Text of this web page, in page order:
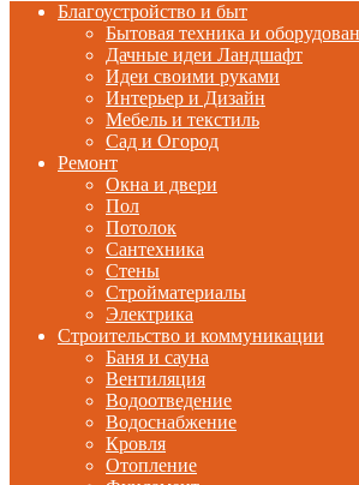
Благоустройство и быт
Бытовая техника и
Дачные идеи Ландшафт
Идеи своими руками
Интерьер и Дизайн
Мебель и текстиль
Сад и Огород
Ремонт
Окна и двери
Пол
Потолок
Сантехника
Стены
Стройматериалы
Электрика
Строительство и коммуникации
Баня и сауна
Вентиляция
Водоотведение
Водоснабжение
Кровля
Отопление